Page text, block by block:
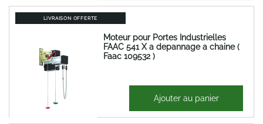
LIVRAISON OFFERTE
Moteur pour Portes Industrielles
FAAC 541 X a depannage a chaine (
Faac 109532 )
1 419,15 €
Ajouter au panier